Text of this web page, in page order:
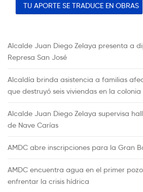
TU APORTE SE TRADUCE EN OBRAS
Alcalde Juan Diego Zelaya presenta a
Represa San José
Alcaldía brinda asistencia a familias
que destruyó seis viviendas en la colonia
Alcalde Juan Diego Zelaya supervisa
de Nave Carías
AMDC abre inscripciones para la Gran
AMDC encuentra agua en el primer
enfrentar la crisis hídrica